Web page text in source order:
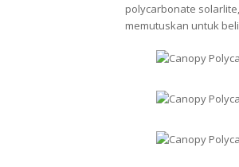
polycarbonate
memutuskan untuk